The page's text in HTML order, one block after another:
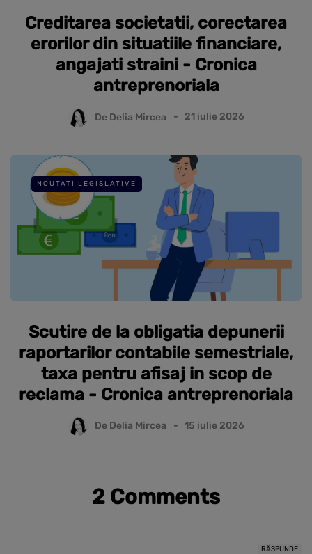
Creditarea societatii, corectarea
erorilor din situatiile financiare,
angajati straini - Cronica
antreprenoriala
De Delia Mircea 21 iulie 2026
NOUTATI LEGISLATIVE
Scutire de la obligatia depunerii
raportarilor contabile semestriale,
taxa pentru afisaj in scop de
reclama - Cronica antreprenoriala
De Delia Mircea 15 iulie 2026
2 Comments
RĂSPUNDE